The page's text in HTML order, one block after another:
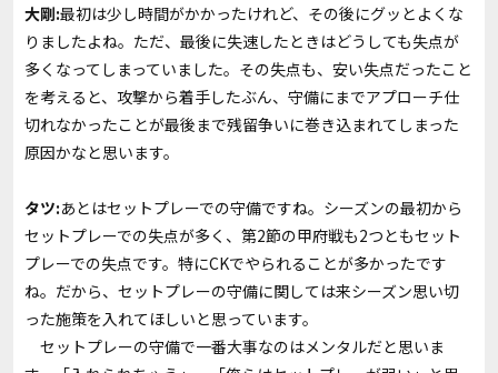
大剛:最初は少し時間がかかったけれど、その後にグッとよくな
りましたよね。ただ、最後に失速したときはどうしても失点が
多くなってしまっていました。その失点も、安い失点だったこと
を考えると、攻撃から着手したぶん、守備にまでアプローチ仕
切れなかったことが最後まで残留争いに巻き込まれてしまった
原因かなと思います。
タツ:あとはセットプレーでの守備ですね。シーズンの最初から
セットプレーでの失点が多く、第2節の甲府戦も2つともセット
プレーでの失点です。特にCKでやられることが多かったです
ね。だから、セットプレーの守備に関しては来シーズン思い切
った施策を入れてほしいと思っています。
セットプレーの守備で一番大事なのはメンタルだと思いま